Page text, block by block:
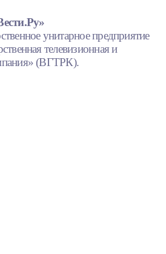
унитарное предприятие
телевизионная и
(ВГТРК).